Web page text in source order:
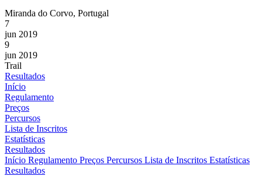
Miranda do Corvo, Portugal
7
jun 2019
9
jun 2019
Trail
Resultados
Início
Regulamento
Preços
Percursos
Lista de Inscritos
Estatísticas
Resultados
Início Regulamento Preços Percursos Lista de Inscritos Estatísticas
Resultados